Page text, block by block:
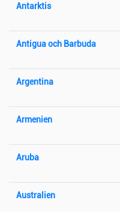
Antarktis
Antigua och Barbuda
Argentina
Armenien
Aruba
Australien